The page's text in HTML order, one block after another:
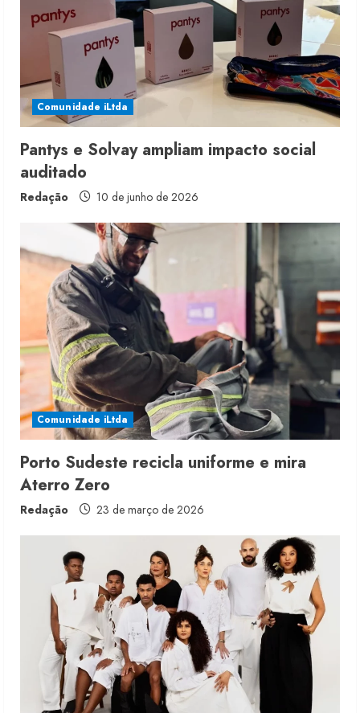
a
i
n
g
Comunidade iLtda
Pantys e Solvay ampliam impacto social
auditado
Redação 10 de junho de 2026
Comunidade iLtda
Porto Sudeste recicla uniforme e mira
Aterro Zero
Redação 23 de março de 2026
2
Renata Caixeta assume Movimento
Sou de Algodão
5 de agosto de 2026
Fakini prevê R$345 milhões de